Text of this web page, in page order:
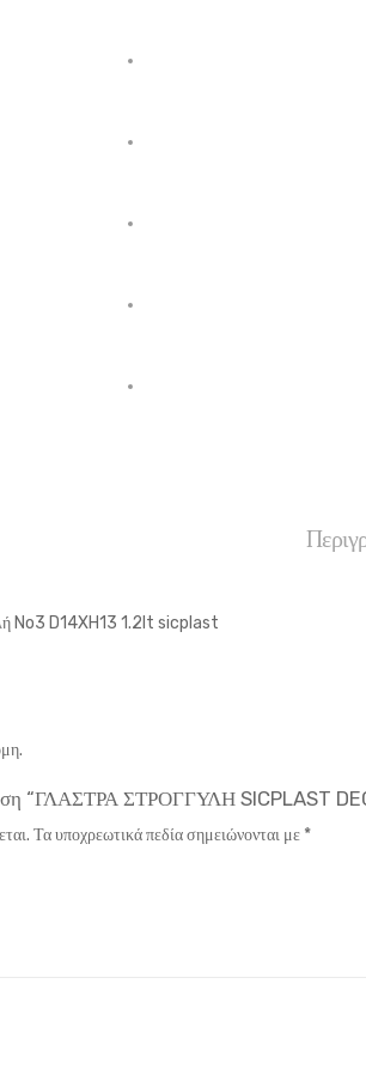
No3 D14XH13 1.2lt sicplast
“ΓΛΑΣΤΡΑ ΣΤΡΟΓΓΥΛΗ SICPLAST
Τα υποχρεωτικά πεδία σημειώνονται με *